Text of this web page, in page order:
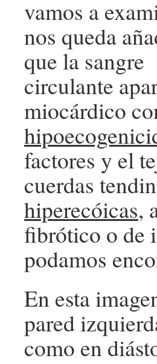
vamos a
nos queda
que la sangre
circulante
miocárdico
factores y el
cuerdas
hiperecóicas,
fibrótico o de
podamos
En esta
pared
como en